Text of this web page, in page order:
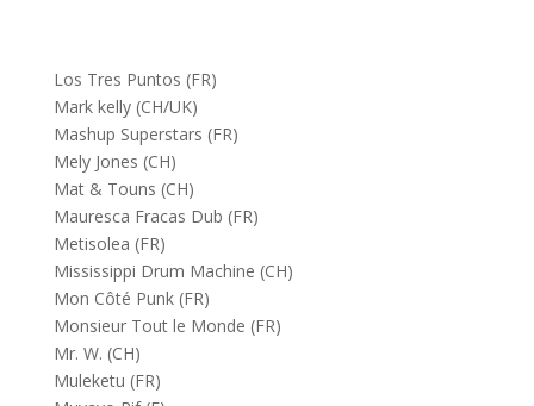
Los Tres Puntos (FR)
Mark kelly (CH/UK)
Mashup Superstars (FR)
Mely Jones (CH)
Mat & Touns (CH)
Mauresca Fracas Dub (FR)
Metisolea (FR)
Mississippi Drum Machine (CH)
Mon Côté Punk (FR)
Monsieur Tout le Monde (FR)
Mr. W. (CH)
Muleketu (FR)